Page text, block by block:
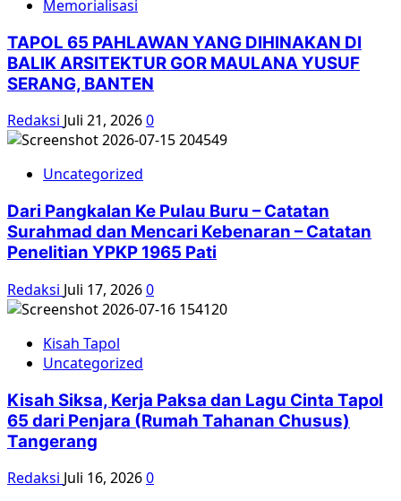
Memorialisasi
TAPOL 65 PAHLAWAN YANG DIHINAKAN DI
BALIK ARSITEKTUR GOR MAULANA YUSUF
SERANG, BANTEN
Redaksi Juli 21, 20260
Uncategorized
Dari Pangkalan Ke Pulau Buru – Catatan
Surahmad dan Mencari Kebenaran – Catatan
Penelitian YPKP 1965 Pati
Redaksi Juli 17, 20260
Kisah Tapol
Uncategorized
Kisah Siksa, Kerja Paksa dan Lagu Cinta Tapol
65 dari Penjara (Rumah Tahanan Chusus)
Tangerang
Redaksi Juli 16, 20260